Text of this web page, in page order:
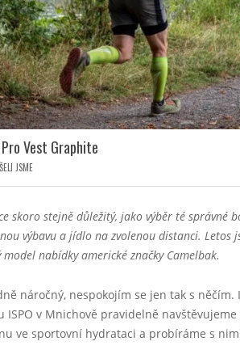
Vest Graphite
JSME
skoro stejně důležitý, jako výběr té správné
výbavu a jídlo na zvolenou distanci. Letos
nabídky americké značky Camelbak.
náročný, nespokojím se jen tak s něčím.
v Mnichově pravidelně navštěvujeme
ve sportovní hydrataci a probíráme s